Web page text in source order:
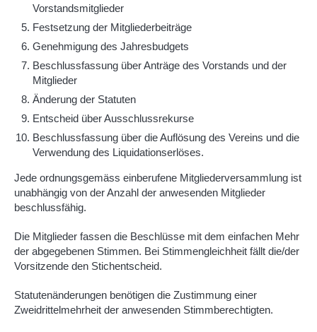
Vorstandsmitglieder
Festsetzung der Mitgliederbeiträge
Genehmigung des Jahresbudgets
Beschlussfassung über Anträge des Vorstands und der
Mitglieder
Änderung der Statuten
Entscheid über Ausschlussrekurse
Beschlussfassung über die Auflösung des Vereins und die
Verwendung des Liquidationserlöses.
Jede ordnungsgemäss einberufene Mitgliederversammlung ist
unabhängig von der Anzahl der anwesenden Mitglieder
beschlussfähig.
Die Mitglieder fassen die Beschlüsse mit dem einfachen Mehr
der abgegebenen Stimmen. Bei Stimmengleichheit fällt die/der
Vorsitzende den Stichentscheid.
Statutenänderungen benötigen die Zustimmung einer
Zweidrittelmehrheit der anwesenden Stimmberechtigten.